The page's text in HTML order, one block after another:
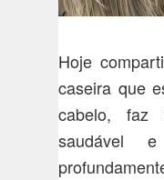
Hoje
caseira que
cabelo,
saudável